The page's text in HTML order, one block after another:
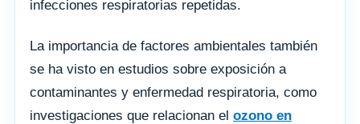
infecciones respiratorias repetidas.
La importancia de factores ambientales también
se ha visto en estudios sobre exposición a
contaminantes y enfermedad respiratoria, como
investigaciones que relacionan el ozono en